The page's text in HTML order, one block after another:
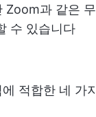
Zoom과 같은
수 있습니다
적합한 네 가